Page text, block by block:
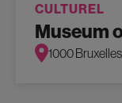
CULTUREL
Museum
1000 Bruxelles